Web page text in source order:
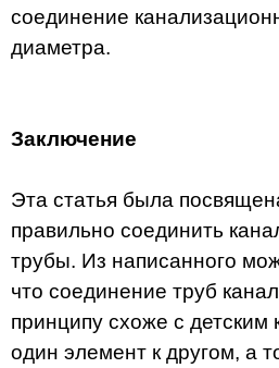
соединение
диаметра.
Заключение
Эта статья была
правильно соединить
трубы. Из написанного
что соединение труб
принципу схоже с детским
один элемент к другом, а